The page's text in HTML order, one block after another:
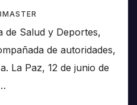
de Salud y Deportes,
de autoridades,
La Paz, 12 de junio de